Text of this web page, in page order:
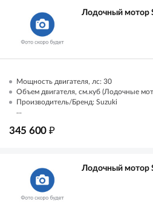
Лодочный мотор
Мощность двигателя, лс: 30
Объем двигателя, см.куб (Лодочные
Производитель/Бренд: Suzuki
...
345 600 ₽
Лодочный мотор